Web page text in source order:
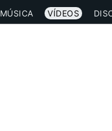
MÚSICA VÍDEOS